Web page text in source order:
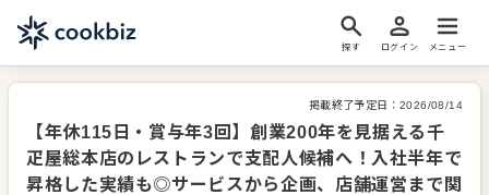
探す ログイン メニュー
掲載終了予定日： 2026/08/14
【年休115日・賞与年3回】創業200年を見据える千
疋屋総本店のレストランで支配人候補へ！入社半年で
昇格した実績も◎サービスから企画、店舗運営まで関